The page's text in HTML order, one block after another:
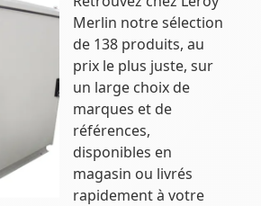
Merlin notre sélection
de 138 produits, au
prix le plus juste, sur
un large choix de
marques et de
références,
disponibles en
magasin ou livrés
rapidement à votre